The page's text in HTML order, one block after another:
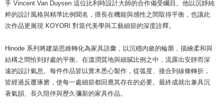
手 Vincent Van Duysen 這位比利時設計大師的合作備受矚目。他以沉靜純
粹的設計風格與精準比例聞名，擅長在機能與感性之間取得平衡，也讓此
次作品更展現 KOYORI 對當代美學與工藝細節的深度詮釋。
Hinode 系列將建築思維轉化為家具語彙，以沉穩內斂的輪廓，描繪柔和與
結構之間恰到好處的平衡。在溫潤質地與細膩比例之中，流露出安靜而深
遠的設計氣息。每件作品皆以實木悉心製作，從弧度、接合到線條轉折，
皆經過反覆琢磨，使每一處細節都回應其存在的必要。最終成就出兼具沉
著氣韻、長久陪伴與歷久彌新的家具作品。